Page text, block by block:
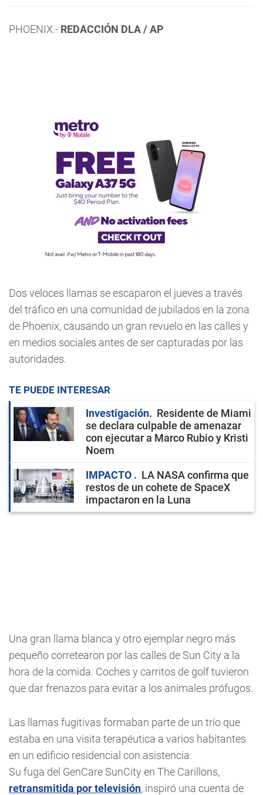
PHOENIX.- REDACCIÓN DLA / AP
Dos veloces llamas se escaparon el jueves a través
del tráfico en una comunidad de jubilados en la zona
de Phoenix, causando un gran revuelo en las calles y
en medios sociales antes de ser capturadas por las
autoridades.
TE PUEDE INTERESAR
Investigación
Residente de Miami
se declara culpable de amenazar
con ejecutar a Marco Rubio y Kristi
Noem
IMPACTO
LA NASA confirma que
restos de un cohete de SpaceX
impactaron en la Luna
Una gran llama blanca y otro ejemplar negro más
pequeño corretearon por las calles de Sun City a la
hora de la comida. Coches y carritos de golf tuvieron
que dar frenazos para evitar a los animales prófugos.
Las llamas fugitivas formaban parte de un trío que
estaba en una visita terapéutica a varios habitantes
en un edificio residencial con asistencia.
Su fuga del GenCare SunCity en The Carillons,
retransmitida por televisión, inspiró una cuenta de